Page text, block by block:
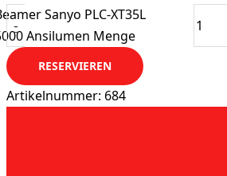
-
Sanyo PLC-XT35L
Ansilumen Menge
RESERVIEREN
Artikelnummer: 684